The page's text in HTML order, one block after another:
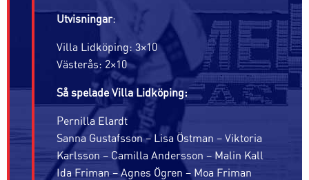
Utvisningar:
Villa Lidköping: 3×10
Västerås: 2×10
Så spelade Villa Lidköping:
Pernilla Elardt
Sanna Gustafsson – Lisa Östman – Viktoria
Karlsson – Camilla Andersson – Malin Kall
Ida Friman – Agnes Ögren – Moa Friman